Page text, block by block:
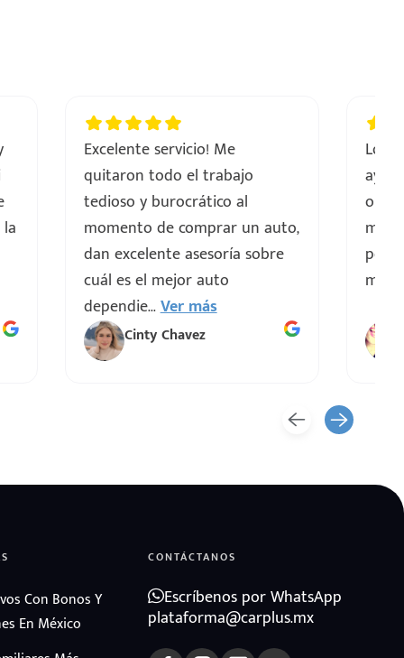
Excelente servicio! Me
quitaron todo el trabajo
tedioso y burocrático al
momento de comprar un auto,
dan excelente asesoría sobre
cuál es el mejor auto
dependie...Ver más
Cinty Chavez
Los
mi
mis
Con Bonos Y
En México
CONTÁCTANOS
Escríbenos por WhatsApp
plataforma@carplus.mx